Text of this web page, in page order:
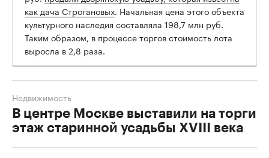
как дача Строгановых. Начальная цена этого объекта
культурного наследия составляла 198,7 млн руб.
Таким образом, в процессе торгов стоимость лота
выросла в 2,8 раза.
В центре Москве выставили на торги
этаж старинной усадьбы XVIII века
Недвижимость